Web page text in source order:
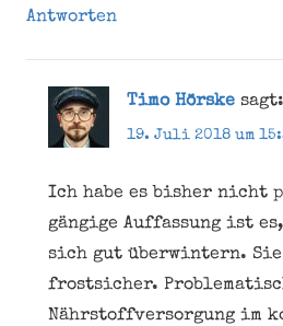
Antworten
Timo Hörske sagt:
19. Juli 2018 um
Ich habe es bisher nicht
gängige Auffassung ist
sich gut überwintern.
frostsicher.
Nährstoffversorgung im